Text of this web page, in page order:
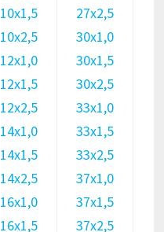
10х1,5
10х2,5
12х1,0
12х1,5
12х2,5
14х1,0
14х1,5
14х2,5
16х1,0
16х1,5
27х2,5
30х1,0
30х1,5
30х2,5
33х1,0
33х1,5
33х2,5
37х1,0
37х1,5
37х2,5